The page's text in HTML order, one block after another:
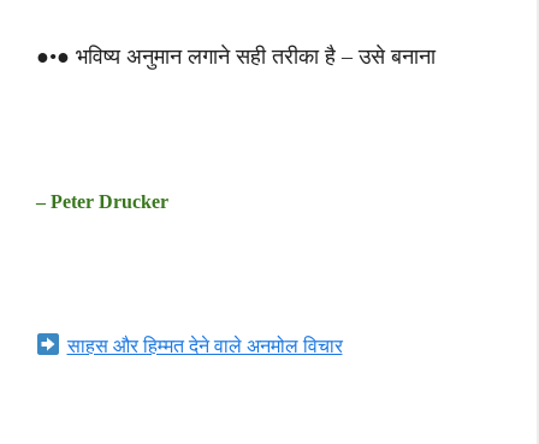
●•● भविष्य अनुमान लगाने सही तरीका है – उसे बनाना
– Peter Drucker
साहस और हिम्मत देने वाले अनमोल विचार